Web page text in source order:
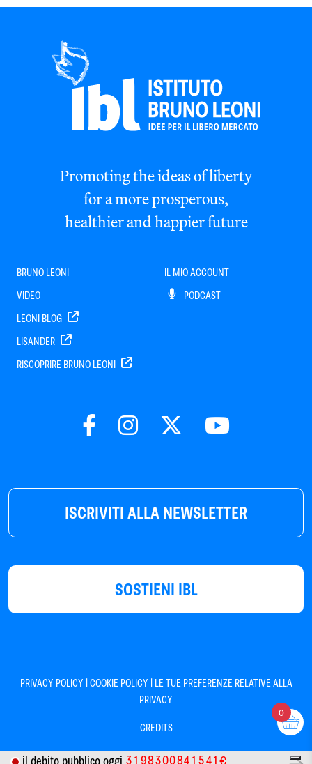
ISCRIVITI ALLA NEWSLETTER
SOSTIENI IBL
Promoting the ideas of liberty
for a more prosperous,
healthier and happier future
BRUNO LEONI
VIDEO
LEONI BLOG
LISANDER
RISCOPRIRE BRUNO LEONI
IL MIO ACCOUNT
PODCAST
PRIVACY POLICY |COOKIE POLICY | LE TUE PREFERENZE RELATIVE ALLA
PRIVACY
CREDITS
31 98300841 541
0